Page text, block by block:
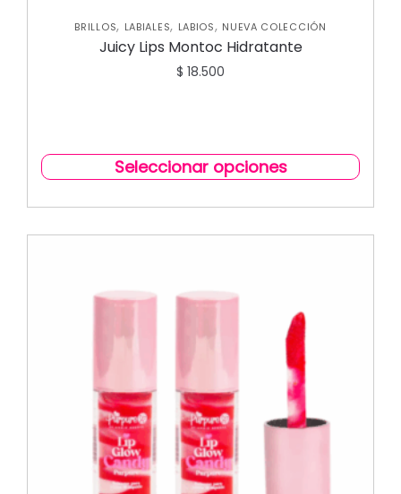
BRILLOS, LABIALES, LABIOS, NUEVA COLECCIÓN
Juicy Lips Montoc Hidratante
$ 18.500
Seleccionar opciones